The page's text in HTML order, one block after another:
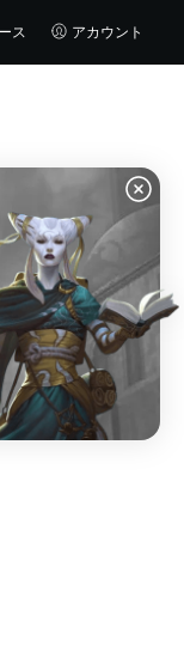
ス アカウント